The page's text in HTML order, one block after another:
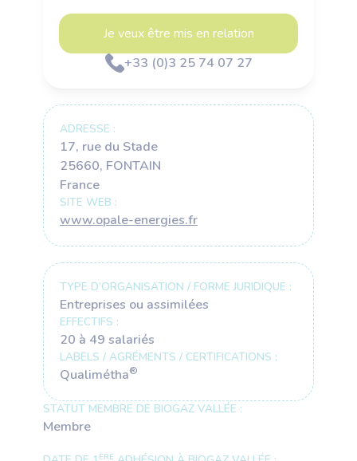
STATUT MEMBRE DE BIOGAZ VALLÉE :
Membre
ÈRE
Je veux être mis en relation
+33 (0)3 25 74 07 27
ADRESSE :
17, rue du Stade
25660, FONTAIN
France
SITE WEB :
www.opale-energies.fr
TYPE D’ORGANISATION / FORME JURIDIQUE :
Entreprises ou assimilées
EFFECTIFS :
20 à 49 salariés
LABELS / AGRÉMENTS / CERTIFICATIONS :
Qualimétha®